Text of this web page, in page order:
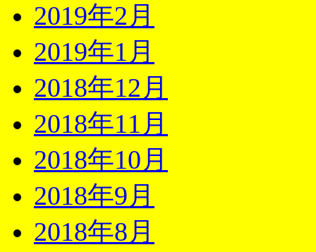
2019年2月
2019年1月
2018年12月
2018年11月
2018年10月
2018年9月
2018年8月